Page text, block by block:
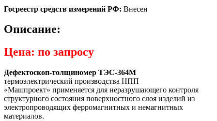
Госреестр средств измерений РФ: Внесен
Описание:
Цена: по запросу
Дефектоскоп-толщиномер ТЭС-364М
термоэлектрический производства НПП
«Машпроект» применяется для неразрушающего контроля
структурного состояния поверхностного слоя изделий из
электропроводящих ферромагнитных и немагнитных
материалов.